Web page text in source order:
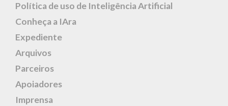
Política de uso de Inteligência Artificial
Conheça a IAra
Expediente
Arquivos
Parceiros
Apoiadores
Imprensa